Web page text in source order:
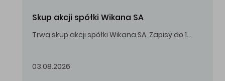
Skup akcji spółki Wikana SA
Trwa skup akcji spółki Wikana SA. Zapisy do 14.08.2026 r. do godz. 16.00.
03.08.2026